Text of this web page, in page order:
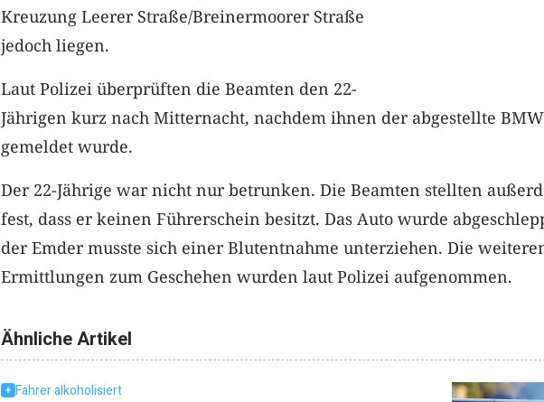
Kreuzung Leerer Straße/Breinermoorer Straße
jedoch liegen.
Laut Polizei überprüften die Beamten den 22-
Jährigen kurz nach Mitternacht, nachdem ihnen der abgestellte BMW
gemeldet wurde.
Der 22-Jährige war nicht nur betrunken. Die Beamten stellten
fest, dass er keinen Führerschein besitzt. Das Auto wurde
der Emder musste sich einer Blutentnahme unterziehen. Die
Ermittlungen zum Geschehen wurden laut Polizei aufgenommen.
Ähnliche Artikel
Fahrer alkoholisiert